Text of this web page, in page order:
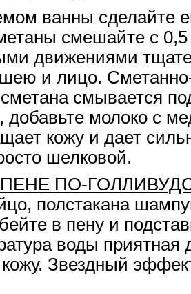
ванны сделайте
смешайте с
движениями
шею и лицо.
смывается
добавьте молоко с
кожу и дает
шелковой.
ПО-
полстакана
в пену и
воды приятная
Звездный